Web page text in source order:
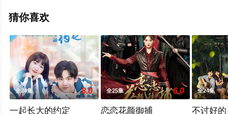
完整版电视剧全集就上天堂电影网，热播电视剧提前免费
网等平台了解。
猜你喜欢
全24集 8.0
一起长大的约定
全25集 6.0
恋恋花颜御捕
全24集
不讨好